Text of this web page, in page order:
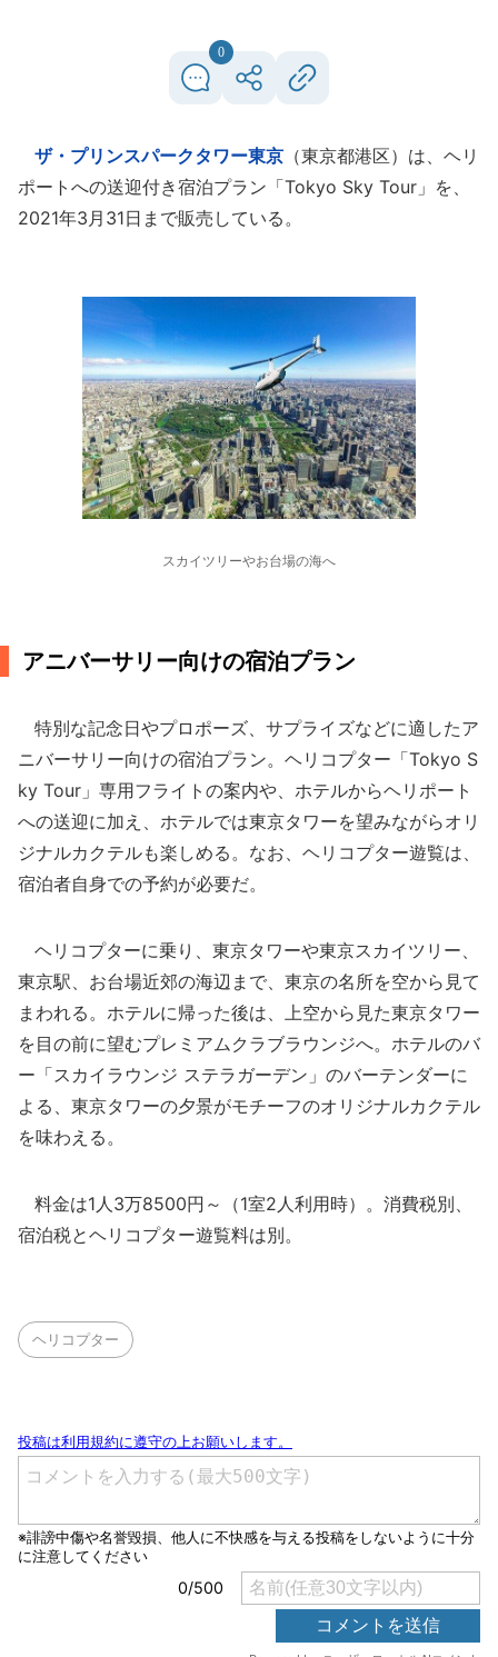
0
ザ・プリンスパークタワー東京 （東京都港区）は、ヘリ
ポートへの送迎付き宿泊プラン「Tokyo Sky Tour」を、
2021年3月31日まで販売している。
スカイツリーやお台場の海へ
アニバーサリー向けの宿泊プラン
特別な記念日やプロポーズ、サプライズなどに適したア
ニバーサリー向けの宿泊プラン。ヘリコプター「Tokyo S
ky Tour」専用フライトの案内や、ホテルからヘリポート
への送迎に加え、ホテルでは東京タワーを望みながらオリ
ジナルカクテルも楽しめる。なお、ヘリコプター遊覧は、
宿泊者自身での予約が必要だ。
ヘリコプターに乗り、東京タワーや東京スカイツリー、
東京駅、お台場近郊の海辺まで、東京の名所を空から見て
まわれる。ホテルに帰った後は、上空から見た東京タワー
を目の前に望むプレミアムクラブラウンジへ。ホテルのバ
ー「スカイラウンジ ステラガーデン」のバーテンダーに
よる、東京タワーの夕景がモチーフのオリジナルカクテル
を味わえる。
料金は1人3万8500円～（1室2人利用時）。消費税別、
宿泊税とヘリコプター遊覧料は別。
ヘリコプター